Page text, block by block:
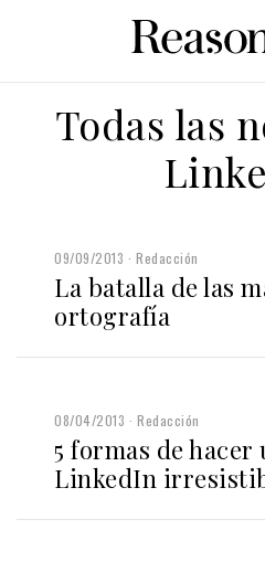
Todas las
09/09/2013 Redacción
La batalla de las
ortografía
08/04/2013 Redacción
5 formas de
LinkedIn